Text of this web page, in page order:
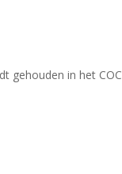
gehouden in het COC